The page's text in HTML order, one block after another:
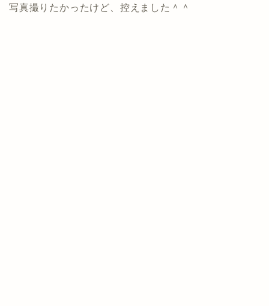
写真撮りたかったけど、控えました＾＾